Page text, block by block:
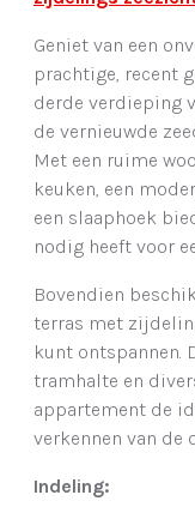
Geniet van een
prachtige, recent
derde verdieping
de vernieuwde
Met een ruime
keuken, een
een slaaphoek
nodig heeft voor
Bovendien
terras met
kunt ontspannen.
tramhalte en
appartement de
verkennen van de
Indeling: